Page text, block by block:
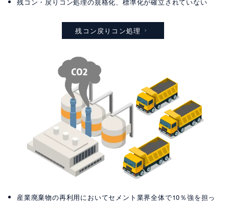
残コン戻りコン処理
産業廃棄物の再利用においてセメント業界全体で10％強を担っ